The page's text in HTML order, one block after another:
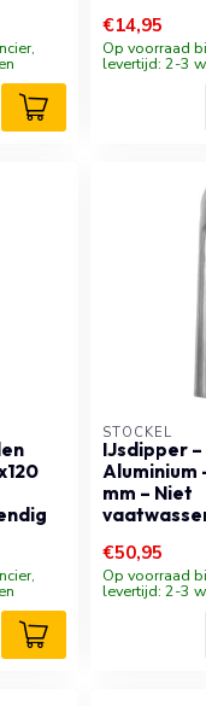
€14,95
Op voorraad
levertijd: 2-3
STÖCKEL
IJsdipper
Aluminium
mm – Niet
€50,95
Op voorraad
levertijd: 2-3